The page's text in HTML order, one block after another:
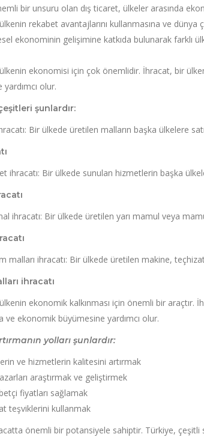
bir unsuru olan dış ticaret, ülkeler arasında
rekabet avantajlarını kullanmasına ve
ekonominin gelişimine katkıda bulunarak farklı
ekonomisi için çok önemlidir. İhracat, bir
olur.
şunlardır:
Bir ülkede üretilen malların başka ülkelere
ihracatı: Bir ülkede sunulan hizmetlerin başka
ihracatı: Bir ülkede üretilen yarı mamul veya
malları ihracatı: Bir ülkede üretilen makine,
ihracatı
ekonomik kalkınması için önemli bir araçtır.
ve ekonomik büyümesine yardımcı olur.
yolları şunlardır:
ve hizmetlerin kalitesini artırmak
araştırmak ve geliştirmek
fiyatları sağlamak
teşviklerini kullanmak
önemli bir potansiyele sahiptir. Türkiye,